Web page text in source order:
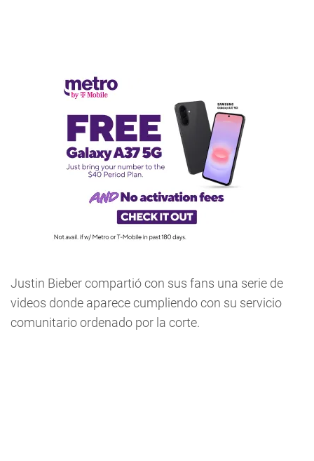
Justin Bieber compartió con sus fans una serie de
videos donde aparece cumpliendo con su servicio
comunitario ordenado por la corte.